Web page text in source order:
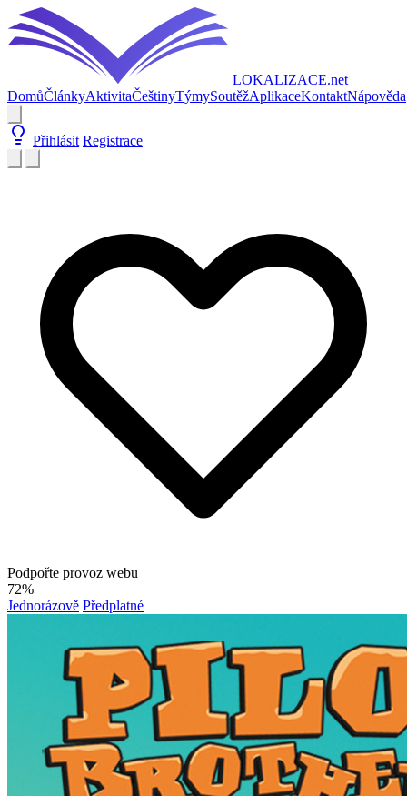
LOKALIZACE.net
DomůČlánkyAktivitaČeštinyTýmySoutěžAplikaceKontaktNápověda
Přihlásit Registrace
Podpořte provoz webu
72%
Jednorázově Předplatné